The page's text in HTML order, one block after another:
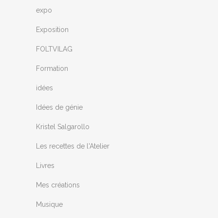
expo
Exposition
FOLTVILAG
Formation
idées
Idées de génie
Kristel Salgarollo
Les recettes de l'Atelier
Livres
Mes créations
Musique